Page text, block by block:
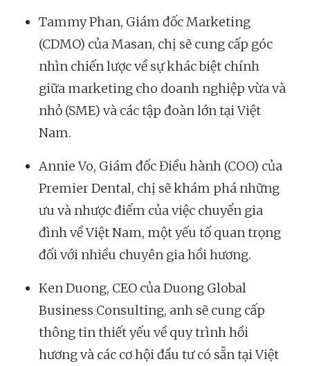
Tammy Phan, Giám đốc Marketing
(CDMO) của Masan, chị sẽ cung cấp góc
nhìn chiến lược về sự khác biệt chính
giữa marketing cho doanh nghiệp vừa và
nhỏ (SME) và các tập đoàn lớn tại Việt
Nam.
Annie Vo, Giám đốc Điều hành (COO) của
Premier Dental, chị sẽ khám phá những
ưu và nhược điểm của việc chuyển gia
đình về Việt Nam, một yếu tố quan trọng
đối với nhiều chuyên gia hồi hương.
Ken Duong, CEO của Duong Global
Business Consulting, anh sẽ cung cấp
thông tin thiết yếu về quy trình hồi
hương và các cơ hội đầu tư có sẵn tại Việt